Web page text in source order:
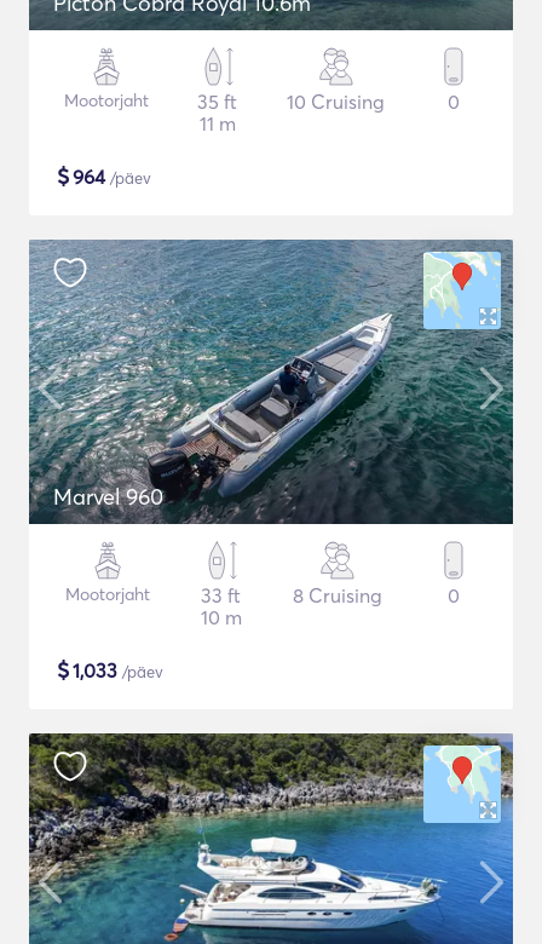
Mootorjaht
35 ft
11 m
10 Cruising 0
$964/päev
Marvel 960
Mootorjaht
33 ft
10 m
8 Cruising 0
$1,033 /päev